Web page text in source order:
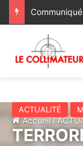
Accueil/
ACTUALITÉ